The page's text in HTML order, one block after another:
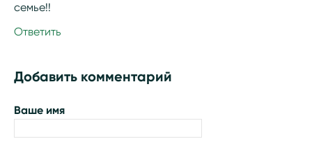
семье!!
Ответить
Добавить комментарий
Ваше имя